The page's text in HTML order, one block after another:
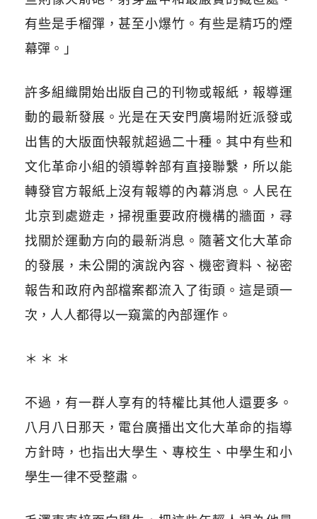
有些是手榴彈，甚至小爆竹。有些是精巧的煙
幕彈。」
許多組織開始出版自己的刊物或報紙，報導運
動的最新發展。光是在天安門廣場附近派發或
出售的大版面快報就超過二十種。其中有些和
文化革命小組的領導幹部有直接聯繫，所以能
轉發官方報紙上沒有報導的內幕消息。人民在
北京到處遊走，掃視重要政府機構的牆面，尋
找關於運動方向的最新消息。隨著文化大革命
的發展，未公開的演說內容、機密資料、祕密
報告和政府內部檔案都流入了街頭。這是頭一
次，人人都得以一窺黨的內部運作。
＊ ＊ ＊
不過，有一群人享有的特權比其他人還要多。
八月八日那天，電台廣播出文化大革命的指導
方針時，也指出大學生、專校生、中學生和小
學生一律不受整肅。